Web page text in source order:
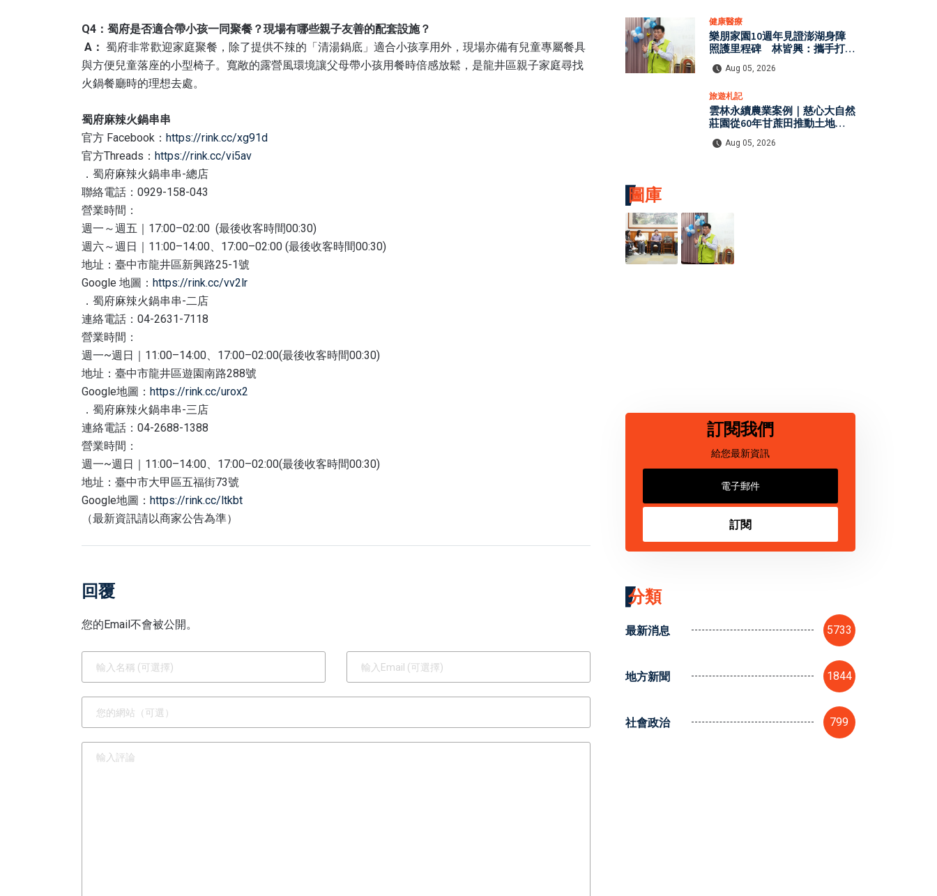
Q4：蜀府是否適合帶小孩一同聚餐？現場有哪些親子友善的配套設施？
A： 蜀府非常歡迎家庭聚餐，除了提供不辣的「清湯鍋底」適合小孩享用外，現場亦備有兒童專屬餐具
與方便兒童落座的小型椅子。寬敞的露營風環境讓父母帶小孩用餐時倍感放鬆，是龍井區親子家庭尋找
火鍋餐廳時的理想去處。
蜀府麻辣火鍋串串
官方 Facebook： https://rink.cc/xg91d
官方Threads： https://rink.cc/vi5av
．蜀府麻辣火鍋串串-總店
聯絡電話：0929-158-043
營業時間：
週一～週五｜17:00–02:00 (最後收客時間00:30)
週六～週日｜11:00–14:00、17:00–02:00 (最後收客時間00:30)
地址：臺中市龍井區新興路25-1號
Google 地圖： https://rink.cc/vv2lr
．蜀府麻辣火鍋串串-二店
連絡電話：04-2631-7118
營業時間：
週一~週日｜11:00–14:00、17:00–02:00(最後收客時間00:30)
地址：臺中市龍井區遊園南路288號
Google地圖： https://rink.cc/urox2
．蜀府麻辣火鍋串串-三店
連絡電話：04-2688-1388
營業時間：
週一~週日｜11:00–14:00、17:00–02:00(最後收客時間00:30)
地址：臺中市大甲區五福街73號
Google地圖： https://rink.cc/ltkbt
（最新資訊請以商家公告為準）
回覆
您的Email不會被公開。
健康醫療
樂朋家園10週年見證澎湖身障
照護里程碑 林皆興：攜手打造
更完善全日型照顧服務
Aug 05, 2026
旅遊札記
雲林永續農業案例｜慈心大自然
莊園從60年甘蔗田推動土地復
育，有機農業、生態保育與環境
教育打造自然共生模式
Aug 05, 2026
圖庫
訂閱我們
給您最新資訊
訂閱
分類
最新消息 5733
地方新聞 1844
社會政治 799